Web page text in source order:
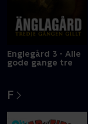
Englegård 3 - Alle
gode gange tre
F